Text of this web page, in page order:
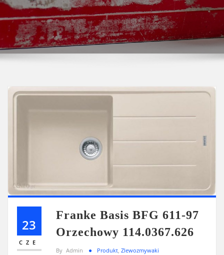
23
CZE
Franke Basis BFG 611-97
Orzechowy 114.0367.626
By Admin Produkt, Zlewozmywaki